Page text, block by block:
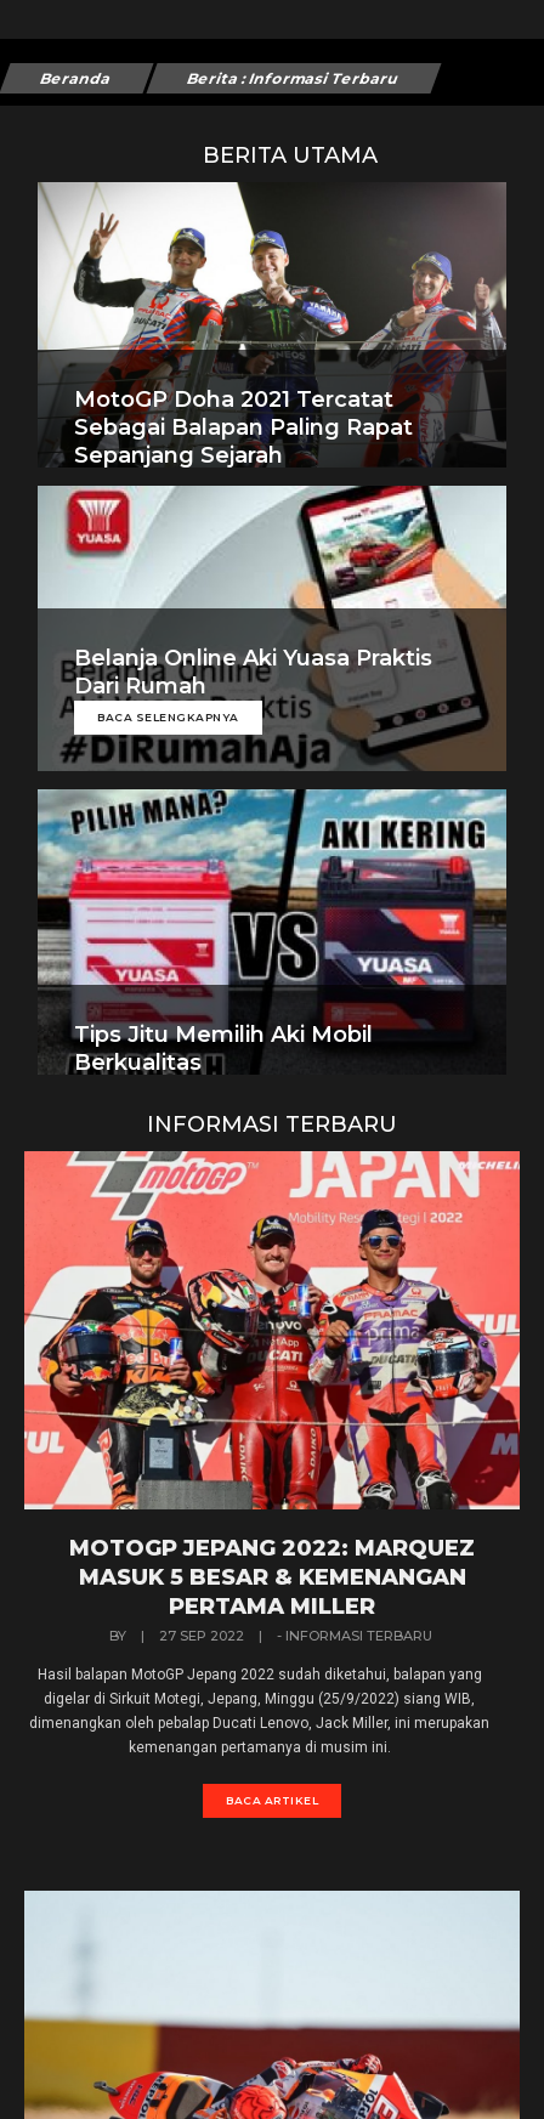
Beranda Berita : Informasi Terbaru
BERITA UTAMA
MotoGP Doha 2021 Tercatat
Sebagai Balapan Paling Rapat
Sepanjang Sejarah
Belanja Online Aki Yuasa Praktis
Dari Rumah
BACA SELENGKAPNYA
Tips Jitu Memilih Aki Mobil
Berkualitas
INFORMASI TERBARU
MOTOGP JEPANG 2022: MARQUEZ
MASUK 5 BESAR & KEMENANGAN
PERTAMA MILLER
BY | 27 SEP 2022 | - INFORMASI TERBARU
Hasil balapan MotoGP Jepang 2022 sudah diketahui, balapan yang
digelar di Sirkuit Motegi, Jepang, Minggu (25/9/2022) siang WIB,
dimenangkan oleh pebalap Ducati Lenovo, Jack Miller, ini merupakan
kemenangan pertamanya di musim ini.
BACA ARTIKEL